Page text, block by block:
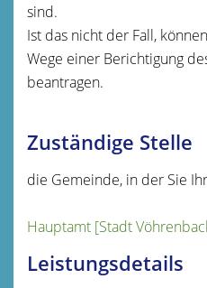
sind.
Ist das nicht der Fall,
Wege einer Berichtigung
beantragen.
Zuständige Stelle
die Gemeinde, in der Sie
Hauptamt [Stadt
Leistungsdetails